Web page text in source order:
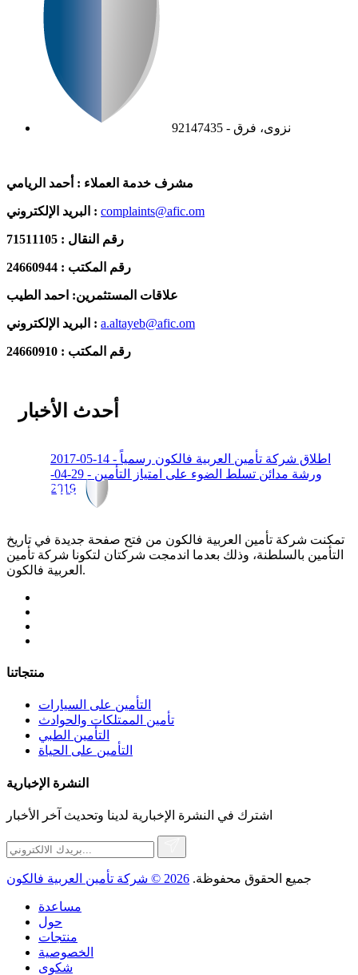
نزوى، فرق - 92147435
مشرف خدمة العملاء : أحمد الريامي
البريد الإلكتروني : complaints@afic.om
رقم النقال : 71511105
رقم المكتب : 24660944
علاقات المستثمرين: احمد الطيب
البريد الإلكتروني : a.altayeb@afic.om
رقم المكتب : 24660910
أحدث الأخبار
اطلاق شركة تأمين العربية فالكون رسمياً - 14-05-2017
ورشة مدائن تسلط الضوء على امتياز التأمين - 29-04-
2019
تمكنت شركة تأمين العربية فالكون من فتح صفحة جديدة في تاريخ
التأمين بالسلطنة، وذلك بعدما اندمجت شركتان لتكونا شركة تأمين
العربية فالكون.
منتجاتنا
التأمين على السيارات
تأمين الممتلكات والحوادث
التأمين الطبي
التأمين على الحياة
النشرة الإخبارية
اشترك في النشرة الإخبارية لدينا وتحديث آخر الأخبار
جميع الحقوق محفوظة. 2026 © شركة تأمين العربية فالكون
مساعدة
حول
منتجات
الخصوصية
شكوى